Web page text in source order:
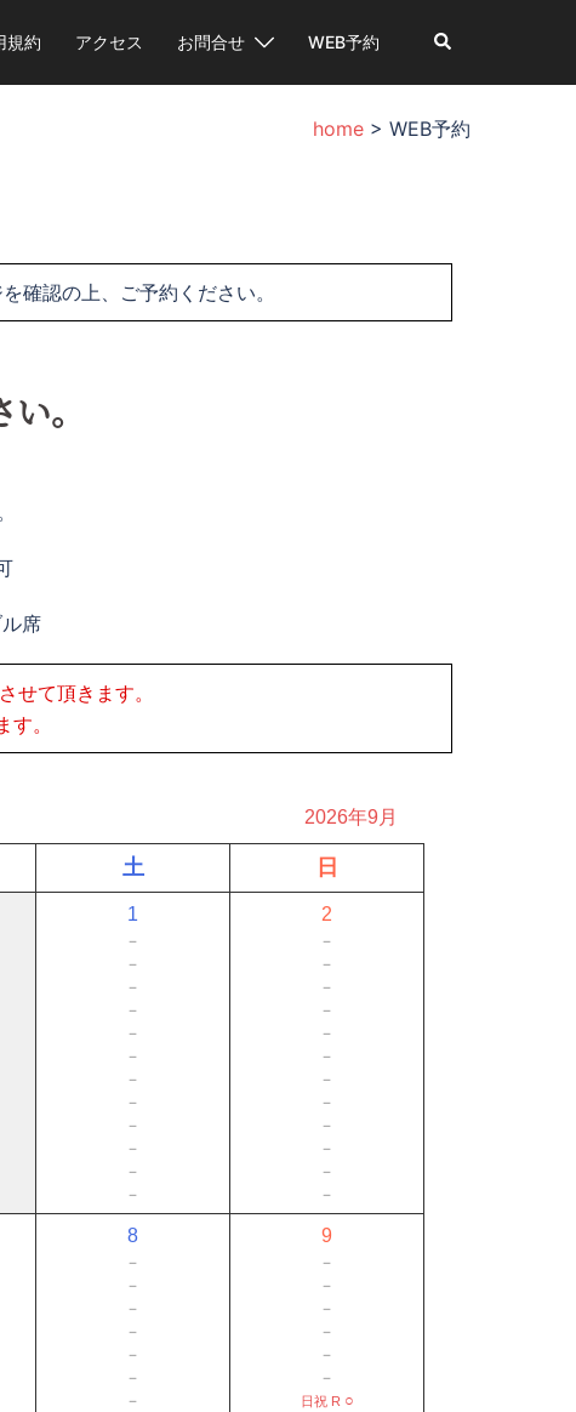
規約 アクセス お問合せ WEB予約
検
索
home > WEB予約
確認の上、ご予約ください。
。
席
て頂きます。
。
2026年9月
土 日
1
－
－
－
－
－
－
－
－
－
－
－
－
2
－
－
－
－
－
－
－
－
－
－
－
－
8
－
－
－
－
－
－
－
9
－
－
－
－
－
－
日祝 R ○